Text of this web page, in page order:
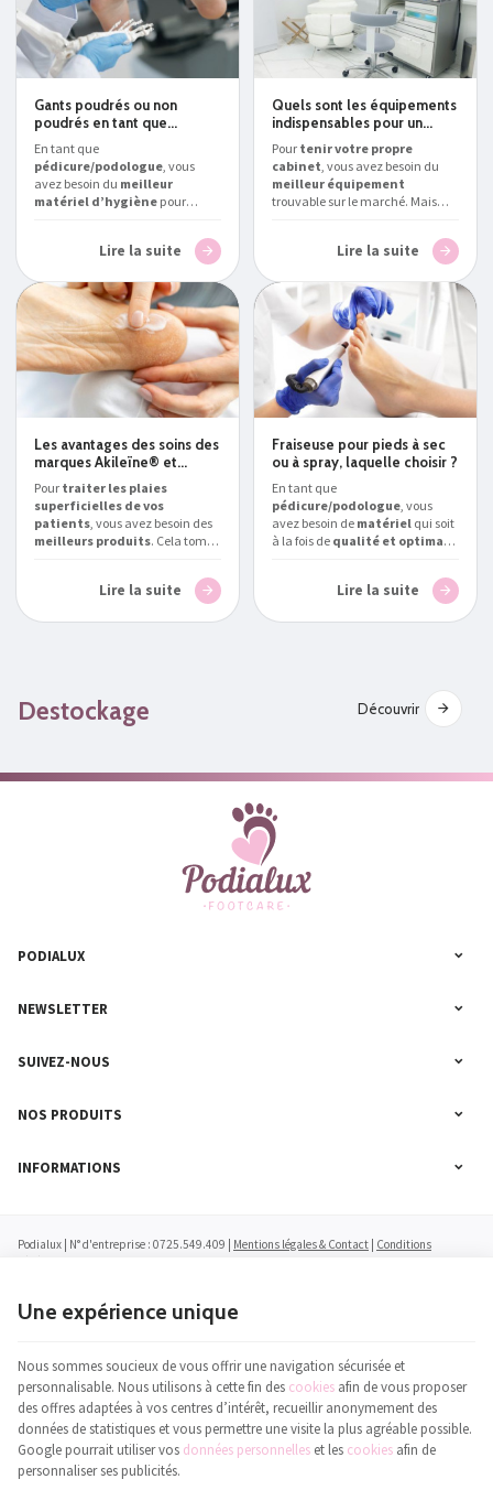
Gants poudrés ou non
poudrés en tant que
En tant que
pédicure/podologue , vous
avez besoin du meilleur
matériel d’hygiène pour
, expert en la
matière, vous explique s’il vaut
poudrés ou non poudrés
comme consommablesen
Franceet en Belgique.
Lire la suite
Quels sont les équipements
indispensables pour un
pédicure/podologue ?
Pour tenir votre propre
cabinet , vous avez besoin du
meilleur équipement
trouvable sur le marché. Mais
, expert
en la matière, vous présente le
podologue professionnel
indispensable en Belgique
Lire la suite
Les avantages des soins des
marques Akileïne® et
Pour traiter les plaies
superficielles de vos
patients , vous avez besoin des
meilleurs produits. Cela tombe
, spécialiste
soins pourLire la suite
Fraiseuse pour pieds à sec
ou à spray, laquelle choisir ?
En tant que
pédicure/podologue , vous
avez besoin de matériel qui soit
à la fois de qualité et optimal
, expert en la matière,
vous aide à répondre à la
Lire la suite
Destockage Découvrir
NEWSLETTER
SUIVEZ-NOUS
PODIALUX
NOS PRODUITS
INFORMATIONS
Podialux | N° d'entreprise : 0725.549.409 | Mentions légales & Contact | Conditions
générales
© Copyright 2023-2026 -E-net Business , accélérateur d'e-commerce pour commerçants,
Une expérience unique
Nous sommes soucieux de vous offrir une navigation sécurisée et
personnalisable. Nous utilisons à cette fin des cookies afin de vous proposer
des offres adaptées à vos centres d’intérêt, recueillir anonymement des
données de statistiques et vous permettre une visite la plus agréable possible.
Google pourrait utiliser vos données personnelles et les cookies afin de
personnaliser ses publicités.